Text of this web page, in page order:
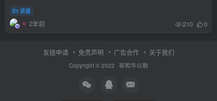
讲道
2年前 210 0
友链申请 免责声明 广告合作 关于我们
Copyright © 2022 · 耶和华以勒